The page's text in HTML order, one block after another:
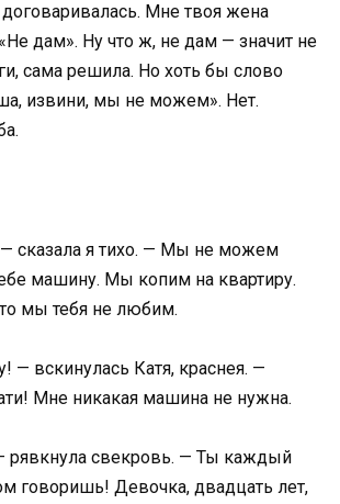
Мне твоя жена
дам». Ну что ж, не дам — значит не
сама решила. Но хоть бы слово
извини, мы не можем». Нет.
— сказала я тихо. — Мы не можем
машину. Мы копим на квартиру.
мы тебя не любим.
— вскинулась Катя, краснея. —
Мне никакая машина не нужна.
рявкнула свекровь. — Ты каждый
говоришь! Девочка, двадцать лет,